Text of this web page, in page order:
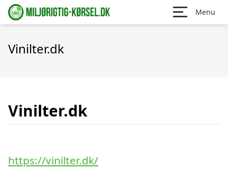
Menu
Vinilter.dk
Vinilter.dk
https://vinilter.dk/